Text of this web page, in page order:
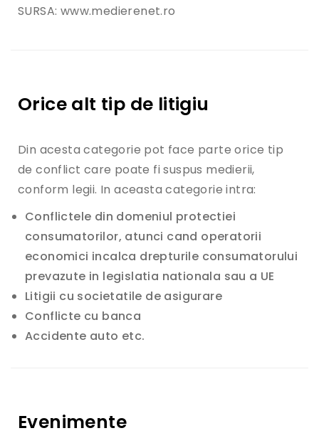
i
n
t
u
P
b
i
c
P
a
c
d
e
SURSA: www.medierenet.ro
Orice alt tip de litigiu
Din acesta categorie pot face parte orice tip
de conflict care poate fi suspus medierii,
conform legii. In aceasta categorie intra:
Conflictele din domeniul protectiei
consumatorilor, atunci cand operatorii
economici incalca drepturile consumatorului
prevazute in legislatia nationala sau a UE
Litigii cu societatile de asigurare
Conflicte cu banca
Accidente auto etc.
Evenimente